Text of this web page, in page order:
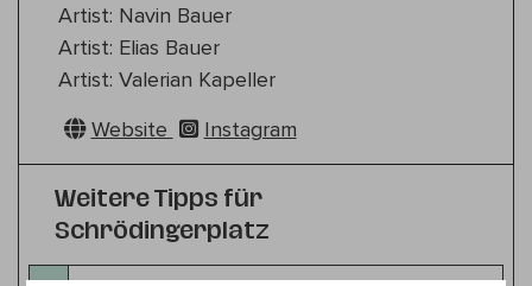
Artist: Navin Bauer
Artist: Elias Bauer
Artist: Valerian Kapeller
Website
Instagram
Weitere Tipps für
Schrödingerplatz